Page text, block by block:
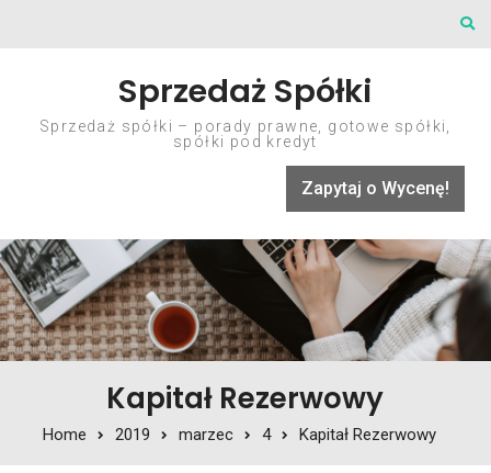
Sprzedaż Spółki
Sprzedaż spółki – porady prawne, gotowe spółki,
spółki pod kredyt
Zapytaj o Wycenę!
Kapitał Rezerwowy
Home 2019 marzec 4 Kapitał Rezerwowy